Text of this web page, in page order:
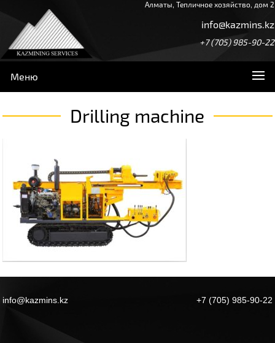
info@kazmins.kz
Алматы, Тепличное хозяйство, дом 2
+7 (705) 985-90-22
Меню
Drilling machine
info@kazmins.kz +7 (705) 985-90-22